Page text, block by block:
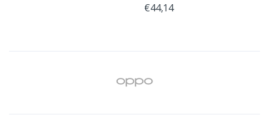
€44,14